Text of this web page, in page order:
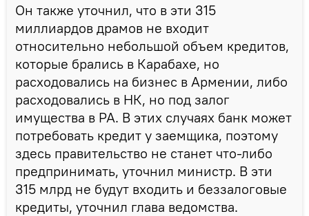
Он также уточнил, что в эти 315
миллиардов драмов не входит
относительно небольшой объем кредитов,
которые брались в Карабахе, но
расходовались на бизнес в Армении, либо
расходовались в НК, но под залог
имущества в РА. В этих случаях банк может
потребовать кредит у заемщика, поэтому
здесь правительство не станет что-либо
предпринимать, уточнил министр. В эти
315 млрд не будут входить и беззалоговые
кредиты, уточнил глава ведомства.